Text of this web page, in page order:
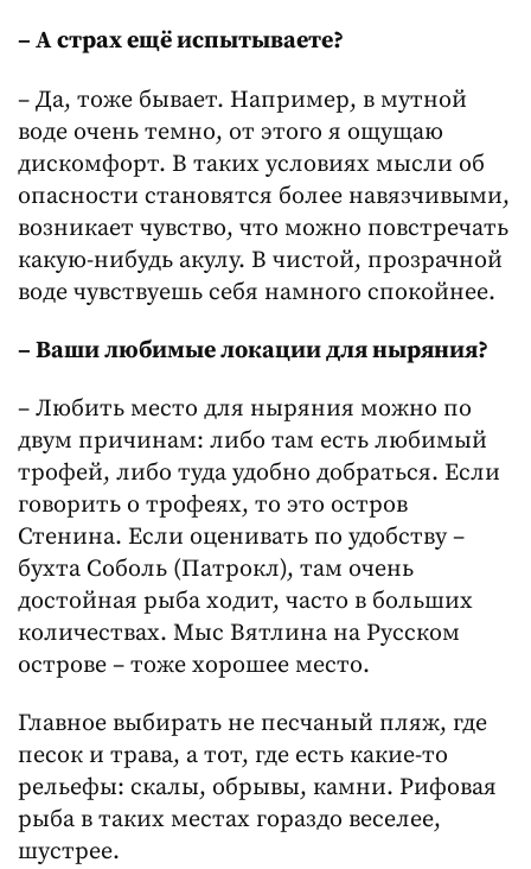
– А страх ещё испытываете?
– Да, тоже бывает. Например, в мутной
воде очень темно, от этого я ощущаю
дискомфорт. В таких условиях мысли об
опасности становятся более навязчивыми,
возникает чувство, что можно повстречать
какую-нибудь акулу. В чистой, прозрачной
воде чувствуешь себя намного спокойнее.
– Ваши любимые локации для ныряния?
– Любить место для ныряния можно по
двум причинам: либо там есть любимый
трофей, либо туда удобно добраться. Если
говорить о трофеях, то это остров
Стенина. Если оценивать по удобству –
бухта Соболь (Патрокл), там очень
достойная рыба ходит, часто в больших
количествах. Мыс Вятлина на Русском
острове – тоже хорошее место.
Главное выбирать не песчаный пляж, где
песок и трава, а тот, где есть какие-то
рельефы: скалы, обрывы, камни. Рифовая
рыба в таких местах гораздо веселее,
шустрее.